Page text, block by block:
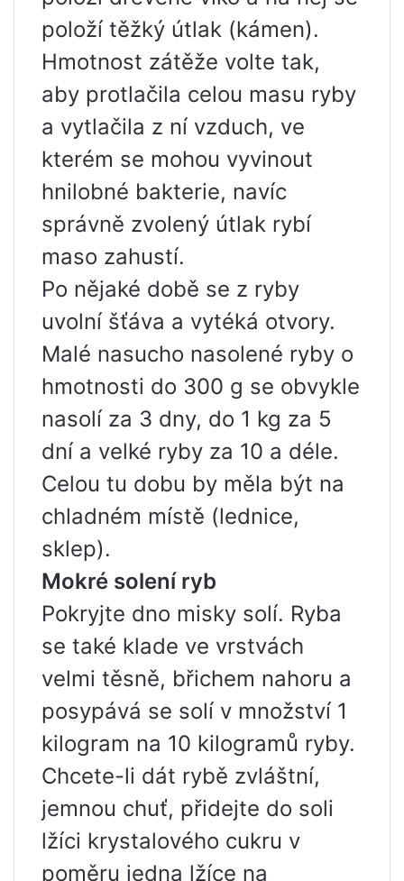
položí těžký útlak (kámen).
Hmotnost zátěže volte tak,
aby protlačila celou masu ryby
a vytlačila z ní vzduch, ve
kterém se mohou vyvinout
hnilobné bakterie, navíc
správně zvolený útlak rybí
maso zahustí.
Po nějaké době se z ryby
uvolní šťáva a vytéká otvory.
Malé nasucho nasolené ryby o
hmotnosti do 300 g se obvykle
nasolí za 3 dny, do 1 kg za 5
dní a velké ryby za 10 a déle.
Celou tu dobu by měla být na
chladném místě (lednice,
sklep).
Mokré solení ryb
Pokryjte dno misky solí. Ryba
se také klade ve vrstvách
velmi těsně, břichem nahoru a
posypává se solí v množství 1
kilogram na 10 kilogramů ryby.
Chcete-li dát rybě zvláštní,
jemnou chuť, přidejte do soli
lžíci krystalového cukru v
poměru jedna lžíce na